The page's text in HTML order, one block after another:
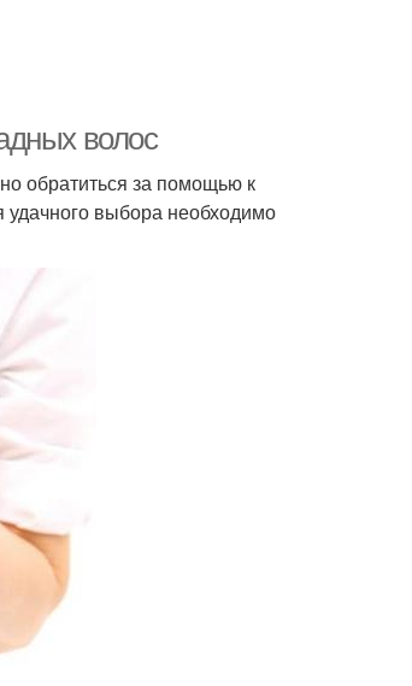
волос
обратиться за помощью к
выбора необходимо